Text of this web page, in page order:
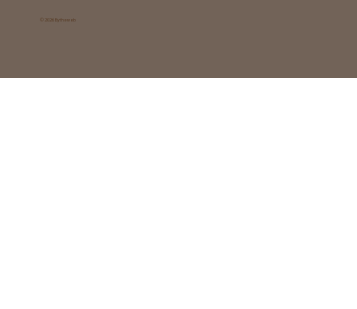
© 2026 Bytheweb